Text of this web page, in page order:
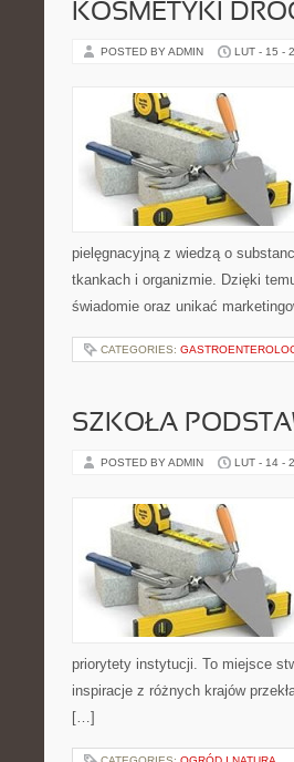
KOSMETYKI
POSTED BY ADMIN LUT - 15 -
pielęgnacyjną z wiedzą o
tkankach i organizmie. Dzięki
świadomie oraz unikać
CATEGORIES:
SZKOŁA
POSTED BY ADMIN LUT - 14 -
priorytety instytucji. To miejsce
inspiracje z różnych krajów
[…]